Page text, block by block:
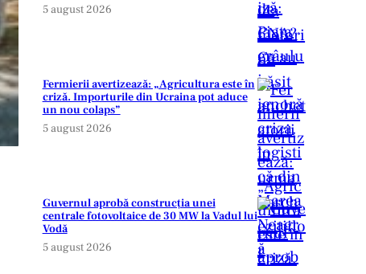
5 august 2026
Fermierii avertizează: „Agricultura este în
criză. Importurile din Ucraina pot aduce
un nou colaps”
5 august 2026
Guvernul aprobă construcția unei
centrale fotovoltaice de 30 MW la Vadul lui
Vodă
5 august 2026